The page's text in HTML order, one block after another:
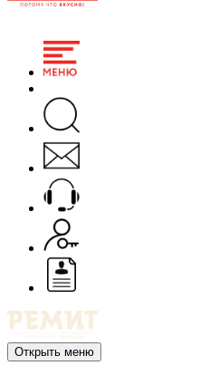
Открыть меню